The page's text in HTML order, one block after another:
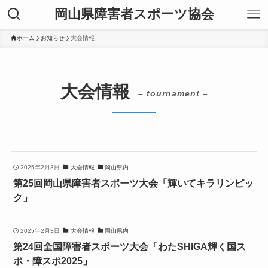
岡山県障害者スポーツ協会
ホーム お知らせ 大会情報
大会情報 – tournament –
2025年2月3日 大会情報 岡山県内
第25回岡山県障害者スポーツ大会「輝いてキラリンピッ
ク」
2025年2月3日 大会情報 岡山県内
第24回全国障害者スポーツ大会「わたSHIGA輝く国ス
ポ・障スポ2025」